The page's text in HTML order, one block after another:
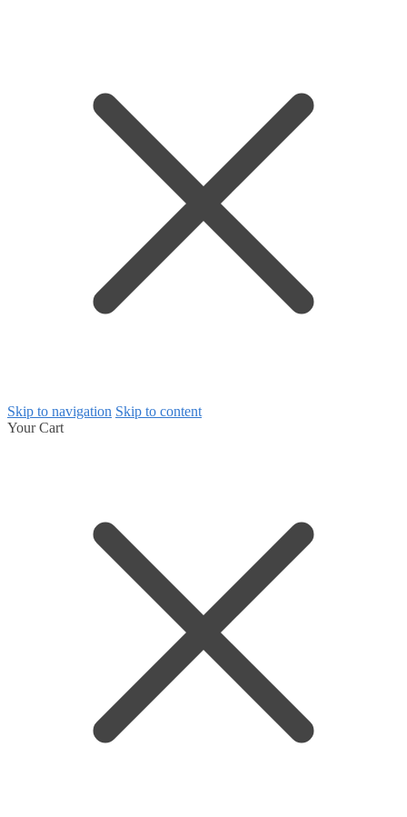
Skip to navigation Skip to content
Your Cart